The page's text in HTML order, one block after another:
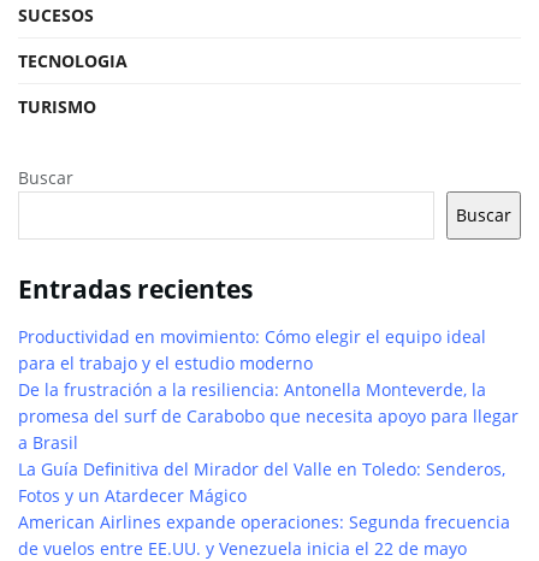
SUCESOS
TECNOLOGIA
TURISMO
Buscar
Buscar
Entradas recientes
Productividad en movimiento: Cómo elegir el equipo ideal
para el trabajo y el estudio moderno
De la frustración a la resiliencia: Antonella Monteverde, la
promesa del surf de Carabobo que necesita apoyo para llegar
a Brasil
La Guía Definitiva del Mirador del Valle en Toledo: Senderos,
Fotos y un Atardecer Mágico
American Airlines expande operaciones: Segunda frecuencia
de vuelos entre EE.UU. y Venezuela inicia el 22 de mayo